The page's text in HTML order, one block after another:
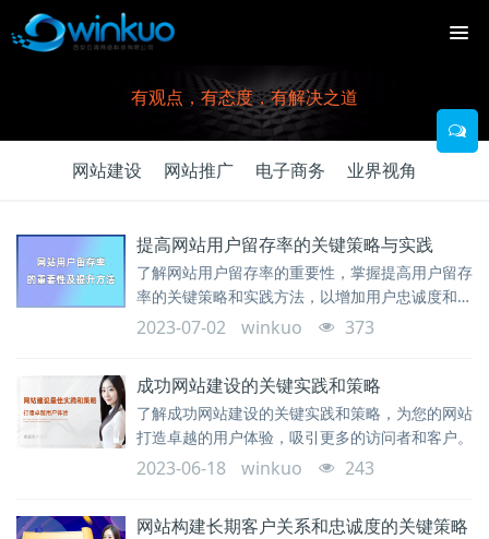
有观点，有态度，有解决之道
网站建设 网站推广 电子商务 业界视角
提高网站用户留存率的关键策略与实践
了解网站用户留存率的重要性，掌握提高用户留存
率的关键策略和实践方法，以增加用户忠诚度和促
进业务增长。
2023-07-02 winkuo 373
成功网站建设的关键实践和策略
了解成功网站建设的关键实践和策略，为您的网站
打造卓越的用户体验，吸引更多的访问者和客户。
2023-06-18 winkuo 243
网站构建长期客户关系和忠诚度的关键策略